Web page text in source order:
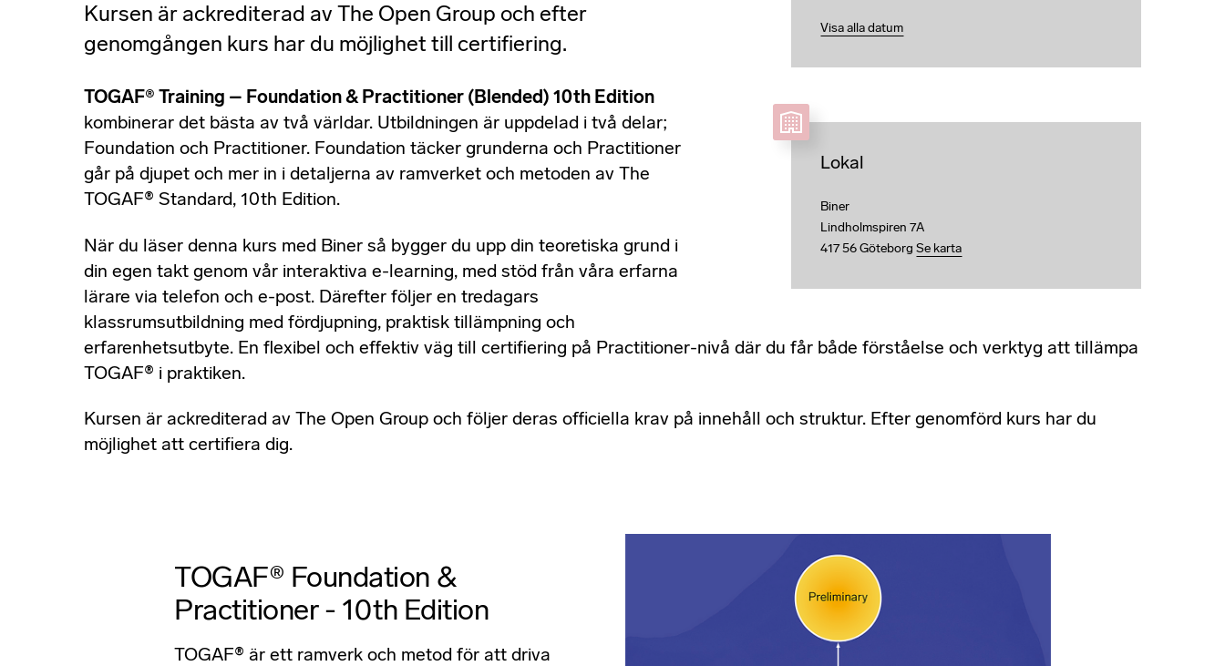
Visa alla datum
Lokal
Biner
Lindholmspiren 7A
417 56 GöteborgSe karta
Kursen är ackrediterad av The Open Group och efter
genomgången kurs har du möjlighet till certifiering.
TOGAF® Training – Foundation & Practitioner (Blended) 10th Edition
kombinerar det bästa av två världar. Utbildningen är uppdelad i två delar;
Foundation och Practitioner. Foundation täcker grunderna och Practitioner
går på djupet och mer in i detaljerna av ramverket och metoden av The
TOGAF® Standard, 10th Edition.
När du läser denna kurs med Biner så bygger du upp din teoretiska grund i
din egen takt genom vår interaktiva e-learning, med stöd från våra erfarna
lärare via telefon och e-post. Därefter följer en tredagars
klassrumsutbildning med fördjupning, praktisk tillämpning och
erfarenhetsutbyte. En flexibel och effektiv väg till certifiering på Practitioner-nivå där du får både förståelse och verktyg att tillämpa
TOGAF® i praktiken.
Kursen är ackrediterad av The Open Group och följer deras officiella krav på innehåll och struktur. Efter genomförd kurs har du
möjlighet att certifiera dig.
TOGAF® Foundation &
Practitioner - 10th Edition
TOGAF® är ett ramverk och metod för att driva